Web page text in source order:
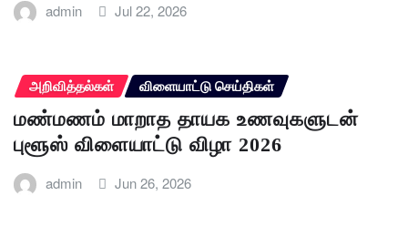
admin Jul 22, 2026
அறிவித்தல்கள் விளையாட்டு செய்திகள்
மண்மணம் மாறாத தாயக உணவுகளுடன்
புளூஸ் விளையாட்டு விழா 2026
admin Jun 26, 2026